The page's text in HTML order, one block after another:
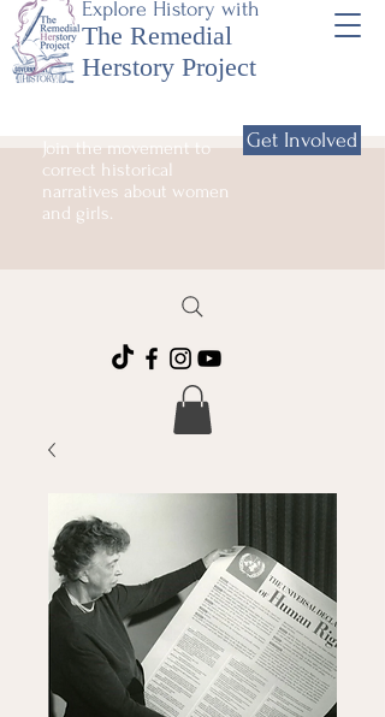
Explore History with
The Remedial
Herstory Project
Join the movement to
correct historical
narratives about women
and girls.
Get Involved